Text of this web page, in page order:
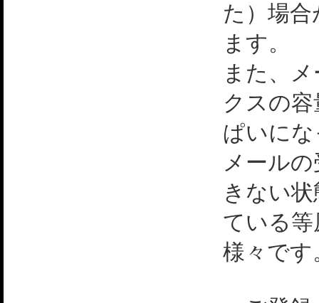
た）場
ます。
また、
クスの
ぱいに
メール
きない
ている
様々です